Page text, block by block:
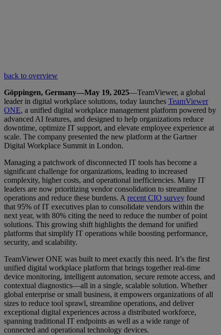
back to overview
Göppingen, Germany—May 19, 2025—TeamViewer, a global
leader in digital workplace solutions, today launches TeamViewer
ONE, a unified digital workplace management platform powered by
advanced AI features, and designed to help organizations reduce
downtime, optimize IT support, and elevate employee experience at
scale. The company presented the new platform at the Gartner
Digital Workplace Summit in London.
Managing a patchwork of disconnected IT tools has become a
significant challenge for organizations, leading to increased
complexity, higher costs, and operational inefficiencies. Many IT
leaders are now prioritizing vendor consolidation to streamline
operations and reduce these burdens. Arecent CIO survey found
that 95% of IT executives plan to consolidate vendors within the
next year, with 80% citing the need to reduce the number of point
solutions. This growing shift highlights the demand for unified
platforms that simplify IT operations while boosting performance,
security, and scalability.
TeamViewer ONE was built to meet exactly this need. It’s the first
unified digital workplace platform that brings together real-time
device monitoring, intelligent automation, secure remote access, and
contextual diagnostics—all in a single, scalable solution. Whether
global enterprise or small business, it empowers organizations of all
sizes to reduce tool sprawl, streamline operations, and deliver
exceptional digital experiences across a distributed workforce,
spanning traditional IT endpoints as well as a wide range of
connected and operational technology devices.